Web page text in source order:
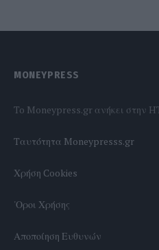
MONEYPRESS
To Moneypress.gr ανήκει στην
Tαυτότητα Moneypresss.gr
Χρήση Cookies
'Οροι Χρήσης
Αποποίηση Ευθυνών